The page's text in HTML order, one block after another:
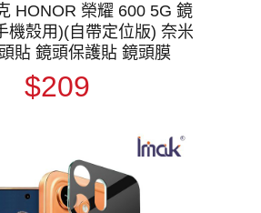
HONOR 榮耀 600 5G 鏡
機殼用)(自帶定位版) 奈米
貼 鏡頭保護貼 鏡頭膜
$209